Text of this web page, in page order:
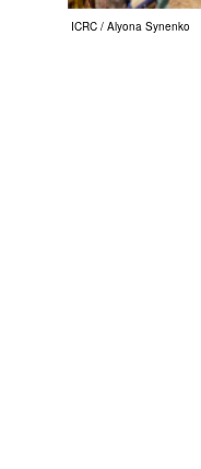
ICRC / Alyona Synenko